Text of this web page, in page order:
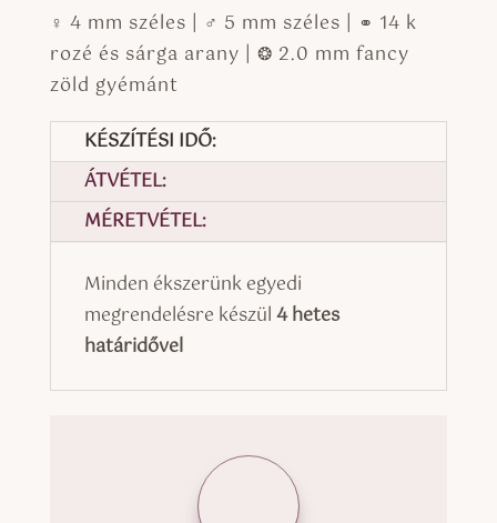
♀ 4 mm széles | ♂ 5 mm széles | ⚭ 14 k
rozé és sárga arany | ❂ 2.0 mm fancy
zöld gyémánt
KÉSZÍTÉSI IDŐ:
ÁTVÉTEL:
MÉRETVÉTEL:
Minden ékszerünk egyedi
megrendelésre készül4 hetes
határidővel